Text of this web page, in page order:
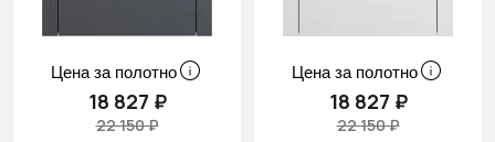
Цена за полотно
18 827 ₽
22 150 ₽
Цена за полотно
18 827 ₽
22 150 ₽